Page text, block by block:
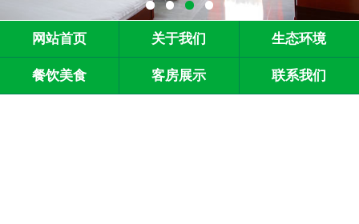
网站首页 关于我们 生态环境
餐饮美食 客房展示 联系我们